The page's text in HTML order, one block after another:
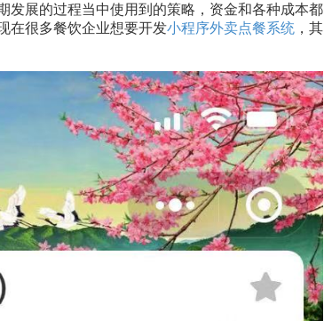
发展的过程当中使用到的策略，资金和各种成本都
在很多餐饮企业想要开发小程序外卖点餐系统 ，其